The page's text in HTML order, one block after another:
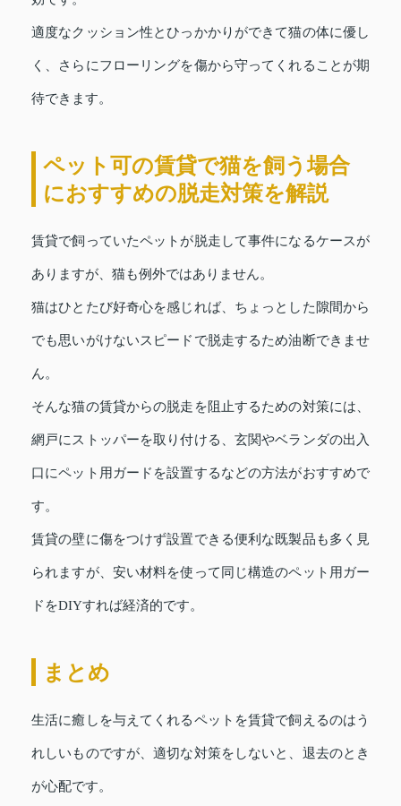
適度なクッション性とひっかかりができて猫の体に優し
く、さらにフローリングを傷から守ってくれることが期
待できます。
ペット可の賃貸で猫を飼う場合
におすすめの脱走対策を解説
賃貸で飼っていたペットが脱走して事件になるケースが
ありますが、猫も例外ではありません。
猫はひとたび好奇心を感じれば、ちょっとした隙間から
でも思いがけないスピードで脱走するため油断できませ
ん。
そんな猫の賃貸からの脱走を阻止するための対策には、
網戸にストッパーを取り付ける、玄関やベランダの出入
口にペット用ガードを設置するなどの方法がおすすめで
す。
賃貸の壁に傷をつけず設置できる便利な既製品も多く見
られますが、安い材料を使って同じ構造のペット用ガー
ドをDIYすれば経済的です。
まとめ
生活に癒しを与えてくれるペットを賃貸で飼えるのはう
れしいものですが、適切な対策をしないと、退去のとき
が心配です。